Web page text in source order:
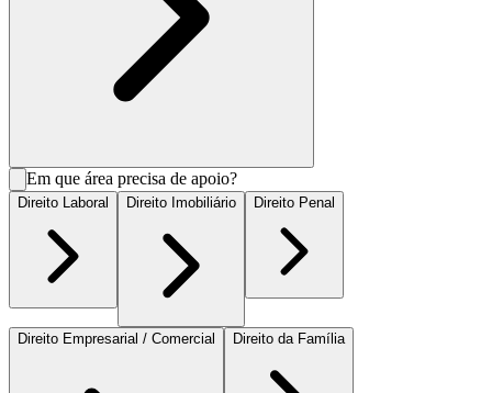
Em que área precisa de apoio?
Direito Laboral Direito Imobiliário Direito Penal
Direito Empresarial / Comercial Direito da Família